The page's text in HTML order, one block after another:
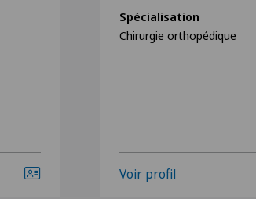
Spécialisation
Chirurgie orthopédique
Voir profil